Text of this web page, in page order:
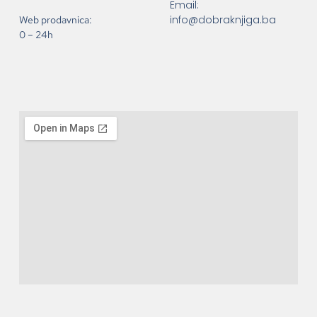
Web prodavnica:
0 – 24h
Email:
info@dobraknjiga.ba